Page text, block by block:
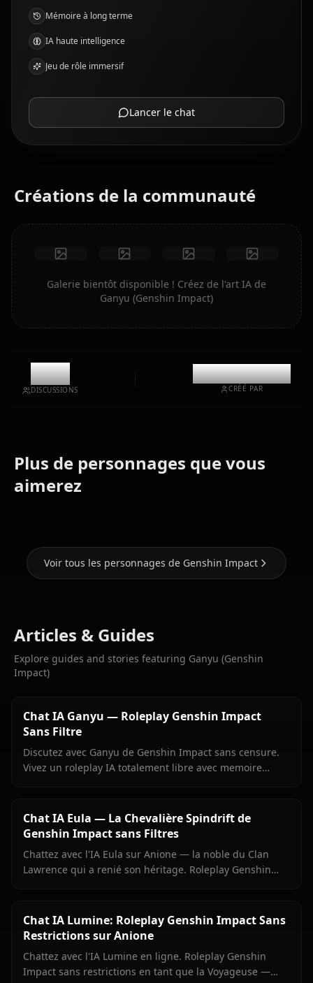
Mémoire à long terme
IA haute intelligence
Jeu de rôle immersif
Lancer le chat
Créations de la communauté
Galerie bientôt disponible ! Créez de l'art IA de
Ganyu (Genshin Impact)
2.1k
DISCUSSIONS
@casualwaifus
CRÉÉ PAR
Plus de personnages que vous
aimerez
Eula
(Genshin
Hu Tao
Keqing
Voir tous les personnages de Genshin Impact
Articles & Guides
Explore guides and stories featuring Ganyu (Genshin
Impact)
Chat IA Ganyu — Roleplay Genshin Impact
Sans Filtre
Discutez avec Ganyu de Genshin Impact sans censure.
Vivez un roleplay IA totalement libre avec memoire
Chat IA Eula — La Chevalière Spindrift de
Genshin Impact sans Filtres
Chattez avec l'IA Eula sur Anione — la noble du Clan
Lawrence qui a renié son héritage. Roleplay Genshin
Chat IA Lumine: Roleplay Genshin Impact Sans
Restrictions sur Anione
Chattez avec l'IA Lumine en ligne. Roleplay Genshin
Impact sans restrictions en tant que la Voyageuse —